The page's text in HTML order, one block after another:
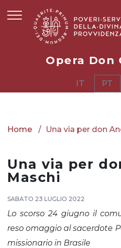
Opera Don
IT PT
Home Una via per don
Una via per
Maschi
SABATO 23 LUGLIO 2022
Lo scorso 24 giugno il
reso omaggio al sacerdote
missionario in Brasile